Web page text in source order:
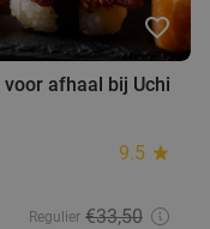
favorite_border
afhaal bij Uchi
9.5 star
Regulier €33,50